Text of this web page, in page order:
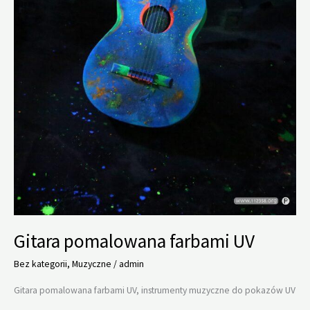
Gitara pomalowana farbami UV
Bez kategorii, Muzyczne /admin
Gitara pomalowana farbami UV, instrumenty muzyczne do pokazów UV